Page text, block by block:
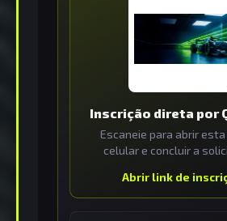
Inscrição direta por
Escaneie para abrir
celular e concluir a
Abrir link de